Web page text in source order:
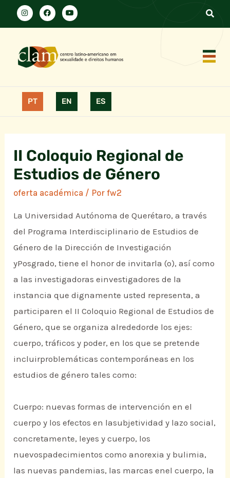
PT EN ES
II Coloquio Regional de
Estudios de Género
oferta académica / Porfw2
La Universidad Autónoma de Querétaro, a través
del Programa Interdisciplinario de Estudios de
Género de la Dirección de Investigación
yPosgrado, tiene el honor de invitarla (o), así como
a las investigadoras einvestigadores de la
instancia que dignamente usted representa, a
participaren el II Coloquio Regional de Estudios de
Género, que se organiza alrededorde los ejes:
cuerpo, tráficos y poder, en los que se pretende
incluirproblemáticas contemporáneas en los
estudios de género tales como:
Cuerpo: nuevas formas de intervención en el
cuerpo y los efectos en lasubjetividad y lazo social,
concretamente, leyes y cuerpo, los
nuevospadecimientos como anorexia y bulimia,
las nuevas pandemias, las marcas enel cuerpo, la